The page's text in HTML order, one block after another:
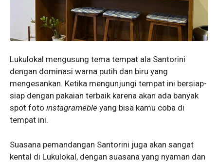
Lukulokal mengusung tema tempat ala Santorini
dengan dominasi warna putih dan biru yang
mengesankan. Ketika mengunjungi tempat ini bersiap-
siap dengan pakaian terbaik karena akan ada banyak
spot foto instagrameble yang bisa kamu coba di
tempat ini.
Suasana pemandangan Santorini juga akan sangat
kental di Lukulokal, dengan suasana yang nyaman dan